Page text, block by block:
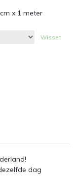
x 1 meter
Wissen
dag